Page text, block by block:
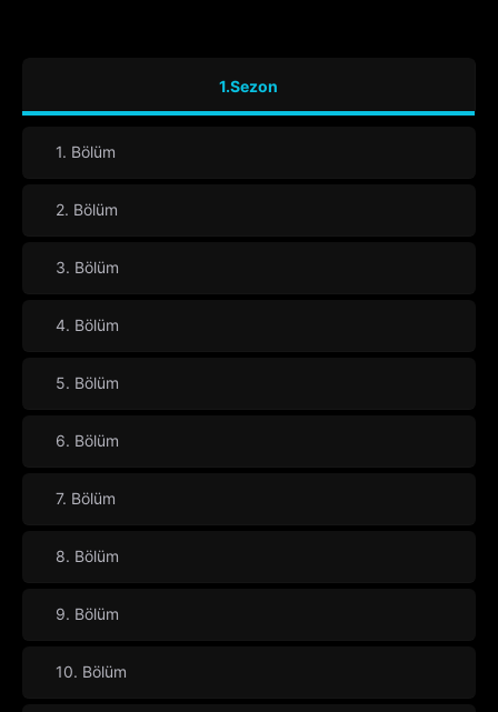
1.Sezon
1. Bölüm
2. Bölüm
3. Bölüm
4. Bölüm
5. Bölüm
6. Bölüm
7. Bölüm
8. Bölüm
9. Bölüm
10. Bölüm